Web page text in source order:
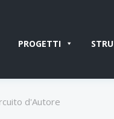
PROGETTI
d'Autore